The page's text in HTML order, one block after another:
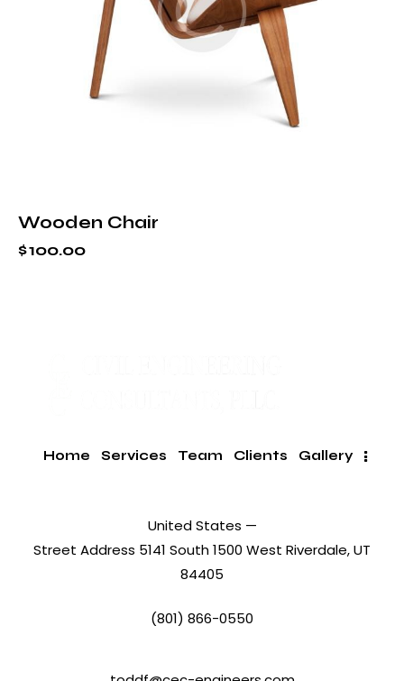
Wooden Chair
$100.00
Home Services Team Clients Gallery
United States —
Street Address 5141 South 1500 West Riverdale, UT
84405
(801) 866-0550